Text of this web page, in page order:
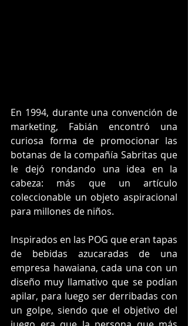
En 1994, durante una convención de
marketing, Fabián encontró una
curiosa forma de promocionar las
botanas de la compañía Sabritas que
le dejó rondando una idea en la
cabeza: más que un artículo
coleccionable un objeto aspiracional
para millones de niños.
Inspirados en las POG que eran tapas
de bebidas azucaradas de una
empresa hawaiana, cada una con un
diseño muy llamativo que se podían
apilar, para luego ser derribadas con
un golpe, siendo que el objetivo del